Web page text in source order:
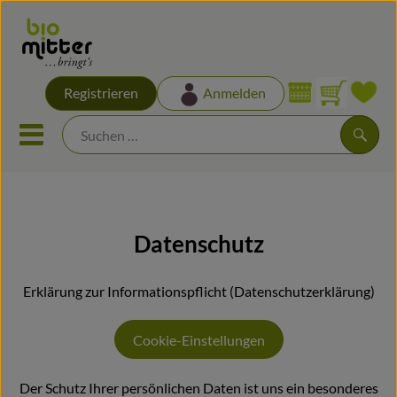
Registrieren Anmelden
Mobiles Menu öffnen oder
NEUES & SONDERANGEBOTE
Geschenkbox
Datenschutz
Erklärung zur Informationspflicht (Datenschutzerklärung)
Cookie-Einstellungen
Der Schutz Ihrer persönlichen Daten ist uns ein besonderes